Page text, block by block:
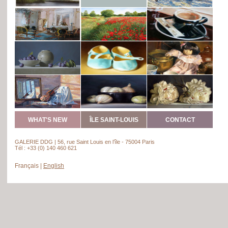
WHAT'S NEW ÎLE SAINT-LOUIS CONTACT
GALERIE DDG | 56, rue Saint Louis en l’île - 75004 Paris
Tél : +33 (0) 140 460 621
Français English